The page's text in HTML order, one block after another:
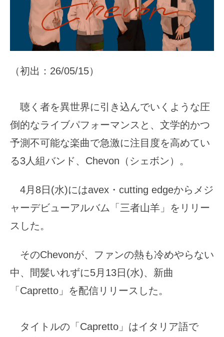
（初出：26/05/15）
聴く者を異世界に引き込んでいくような圧
倒的なライブパフォーマンスと、文学的かつ
予測不可能な楽曲で急激に注目度を高めてい
る3人組バンド、Chevon（シェボン）。
4月8日(水)にはavex・cutting edgeからメジ
ャーデビューアルバム「三者山羊」をリリー
スした。
そのChevonが、ファンの熱も冷めやらない
中、間髪いれずに5月13日(水)、新曲
「Capretto」を配信リリースした。
タイトルの「Capretto」はイタリア語で